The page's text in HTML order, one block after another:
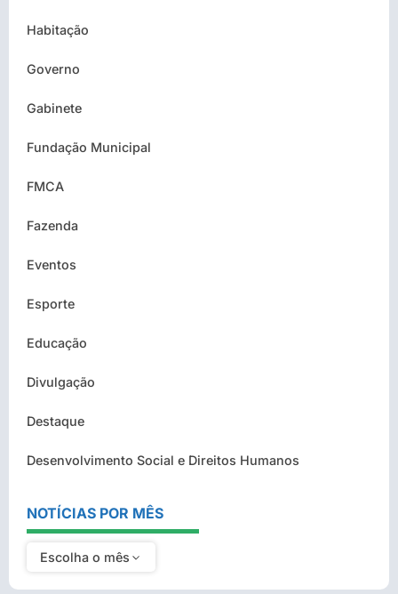
Habitação
Governo
Gabinete
Fundação Municipal
FMCA
Fazenda
Eventos
Esporte
Educação
Divulgação
Destaque
Desenvolvimento Social e Direitos Humanos
NOTÍCIAS POR MÊS
Escolha o mês